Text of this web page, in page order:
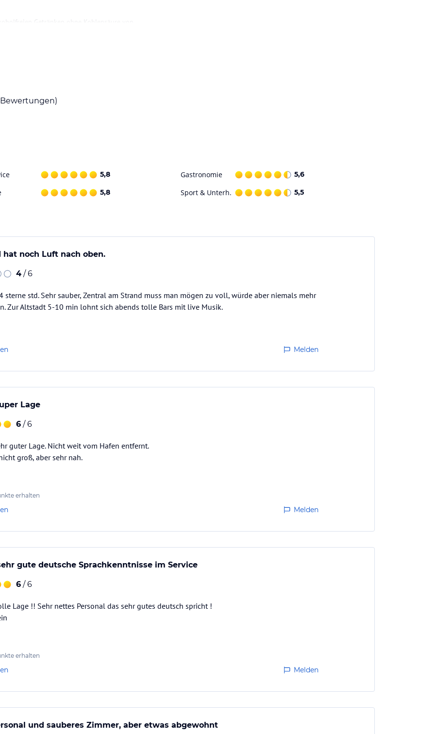
Getränken ohne Kohlensäure von
und der diensthabende Arzt für
Badezimmers beinhaltet einen
Schreibtisch. Zur Einrichtung Ihrer
und ein Fernseher das Inventar.
Dalmatiens und des Mittelmeers. Die
Sie auch von den Terrassen der
Mediterraneo und lernen Sie die
Restaurants La Pentola Trattoria Italiana
Feinschmeckererlebnisse mit
Kombinieren Sie die köstlichen Gerichte
bietet La Pentola auch eine tolle Stimmung
Meerblick
Bewertungen)
5,8 Gastronomie 5,6
5,8 Sport & Unterh. 5,5
hat noch Luft nach oben.
4 / 6
sterne std. Sehr sauber, Zentral am Strand muss man mögen zu voll, würde aber niemals mehr
Zur Altstadt 5-10 min lohnt sich abends tolle Bars mit live Musik.
Melden
Lage
6 / 6
guter Lage. Nicht weit vom Hafen entfernt.
groß, aber sehr nah.
erhalten
Melden
gute deutsche Sprachkenntnisse im Service
6 / 6
Lage !! Sehr nettes Personal das sehr gutes deutsch spricht !
erhalten
Melden
und sauberes Zimmer, aber etwas abgewohnt